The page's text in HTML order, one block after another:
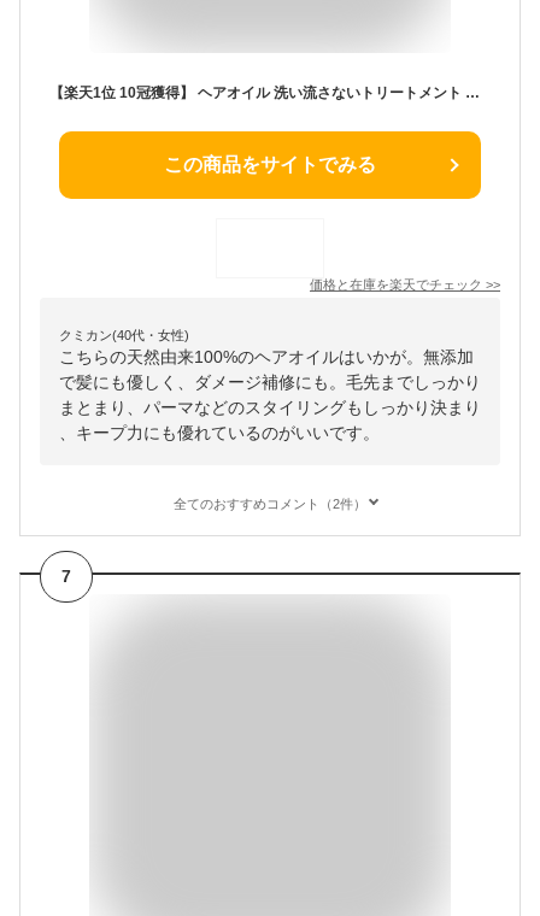
【楽天1位 10冠獲得】 ヘアオイル 洗い流さないトリートメント ヘアトリートメント アウトバストリートメント スタイリング オーガニック 天然由来100% 美容室専売 サロン専売品 ダメージ補修 無添加 メンズ レベナオーガニック 145ml
この商品をサイトでみる
価格と在庫を楽天でチェック >>
クミカン(40代・女性)
こちらの天然由来100%のヘアオイルはいかが。無添加
で髪にも優しく、ダメージ補修にも。毛先までしっかり
まとまり、パーマなどのスタイリングもしっかり決まり
、キープ力にも優れているのがいいです。
全てのおすすめコメント（2件）
7